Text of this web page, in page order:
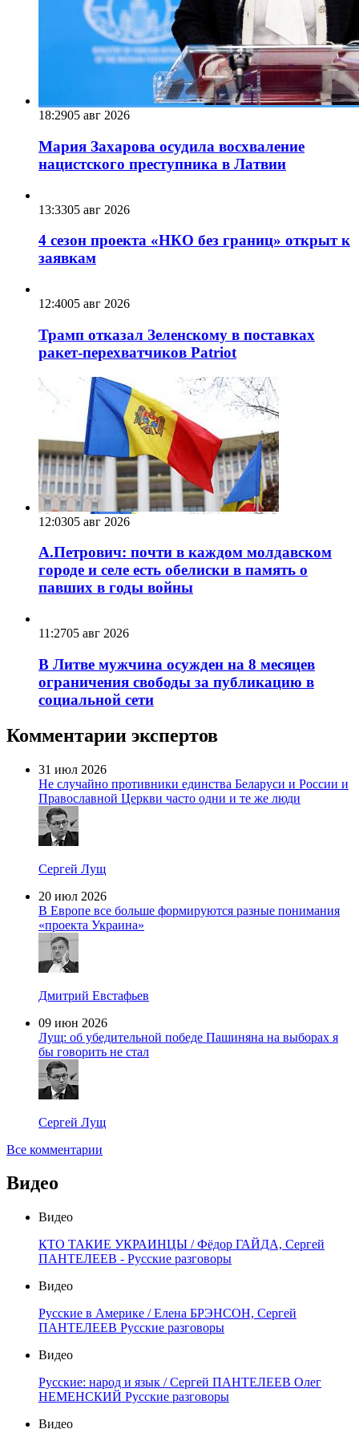
18:2905 авг 2026
Мария Захарова осудила восхваление
нацистского преступника в Латвии
13:3305 авг 2026
4 сезон проекта «НКО без границ» открыт к
заявкам
12:4005 авг 2026
Трамп отказал Зеленскому в поставках
ракет-перехватчиков Patriot
12:0305 авг 2026
А.Петрович: почти в каждом молдавском
городе и селе есть обелиски в память о
павших в годы войны
11:2705 авг 2026
В Литве мужчина осужден на 8 месяцев
ограничения свободы за публикацию в
социальной сети
Комментарии экспертов
31 июл 2026
Не случайно противники единства Беларуси и России и
Православной Церкви часто одни и те же люди
Сергей Лущ
20 июл 2026
В Европе все больше формируются разные понимания
«проекта Украина»
Дмитрий Евстафьев
09 июн 2026
Лущ: об убедительной победе Пашиняна на выборах я
бы говорить не стал
Сергей Лущ
Все комментарии
Видео
Видео
КТО ТАКИЕ УКРАИНЦЫ / Фёдор ГАЙДА, Сергей
ПАНТЕЛЕЕВ - Русские разговоры
Видео
Русские в Америке / Елена БРЭНСОН, Сергей
ПАНТЕЛЕЕВ Русские разговоры
Видео
Русские: народ и язык / Сергей ПАНТЕЛЕЕВ Олег
НЕМЕНСКИЙ Русские разговоры
Видео